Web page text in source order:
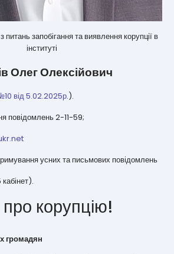
запобігання та виявлення корупції в
інституті
Олег Олексійович
від 5.02.2025р.).
повідомлень 2-11-59;
усних та письмових повідомлень
корупцію!
громадян